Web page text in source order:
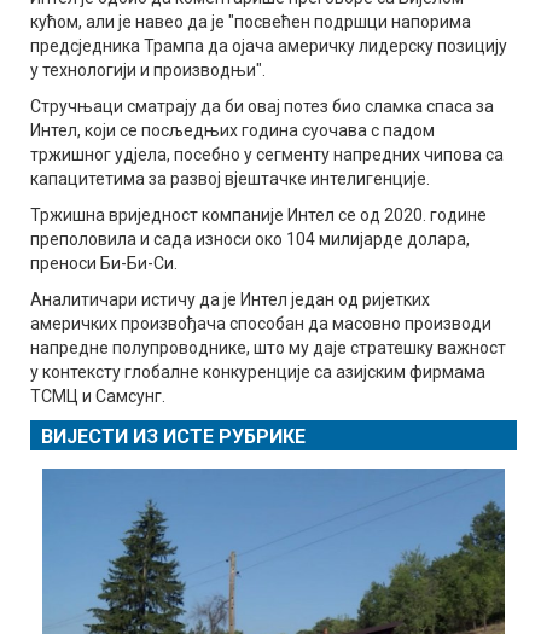
кућом, али је навео да је "посвећен подршци напорима
предсједника Трампа да ојача америчку лидерску позицију
у технологији и производњи".
Стручњаци сматрају да би овај потез био сламка спаса за
Интел, који се посљедњих година суочава с падом
тржишног удјела, посебно у сегменту напредних чипова са
капацитетима за развој вјештачке интелигенције.
Тржишна вриједност компаније Интел се од 2020. године
преполовила и сада износи око 104 милијарде долара,
преноси Би-Би-Си.
Аналитичари истичу да је Интел један од ријетких
америчких произвођача способан да масовно производи
напредне полупроводнике, што му даје стратешку важност
у контексту глобалне конкуренције са азијским фирмама
ТСМЦ и Самсунг.
ВИЈЕСТИ ИЗ ИСТЕ РУБРИКЕ